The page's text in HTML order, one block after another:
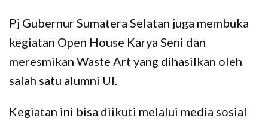
Pj Gubernur Sumatera Selatan juga membuka
kegiatan Open House Karya Seni dan
meresmikan Waste Art yang dihasilkan oleh
salah satu alumni UI.
Kegiatan ini bisa diikuti melalui media sosial